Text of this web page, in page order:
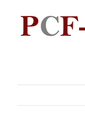
content